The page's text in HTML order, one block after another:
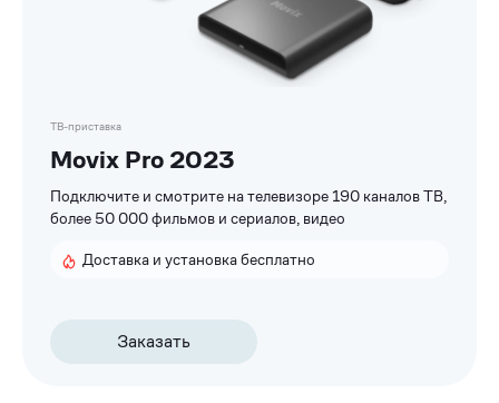
ТВ-приставка
Movix Pro 2023
Подключите и смотрите на телевизоре 190 каналов ТВ,
более 50 000 фильмов и сериалов, видео
Доставка и установка бесплатно
Заказать